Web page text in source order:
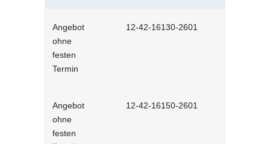
Angebot
ohne
festen
Termin
12-42-16130-2601
Angebot
ohne
festen
12-42-16150-2601